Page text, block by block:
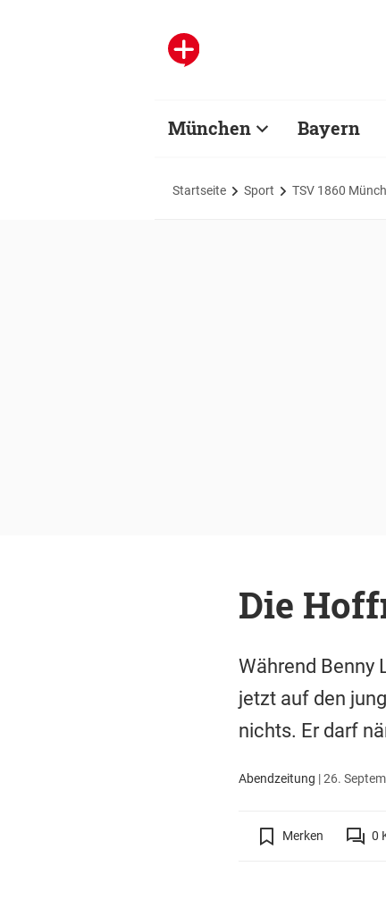
München Bayern
Startseite Sport TSV 1860
Die
Während Benny
jetzt auf den
nichts. Er darf
Abendzeitung |26.
Merken 0